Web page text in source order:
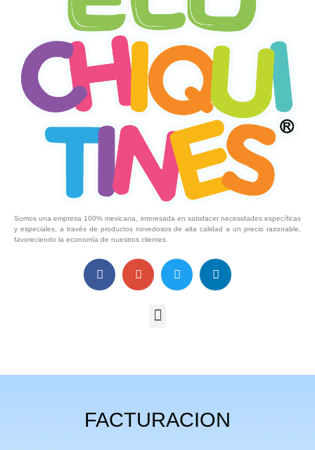
Somos una empresa 100% mexicana, interesada en satisfacer necesidades específicas
y especiales, a través de productos novedosos de alta calidad a un precio razonable,
favoreciendo la economía de nuestros clientes.
FACTURACION